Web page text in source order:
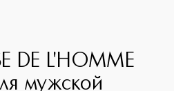
DE L'HOMME
мужской